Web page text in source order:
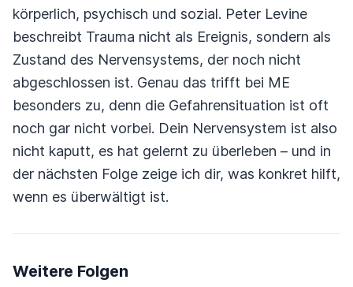
körperlich, psychisch und sozial. Peter Levine
beschreibt Trauma nicht als Ereignis, sondern als
Zustand des Nervensystems, der noch nicht
abgeschlossen ist. Genau das trifft bei ME
besonders zu, denn die Gefahrensituation ist oft
noch gar nicht vorbei. Dein Nervensystem ist also
nicht kaputt, es hat gelernt zu überleben – und in
der nächsten Folge zeige ich dir, was konkret hilft,
wenn es überwältigt ist.
Weitere Folgen